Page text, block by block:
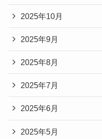
2025年10月
2025年9月
2025年8月
2025年7月
2025年6月
2025年5月